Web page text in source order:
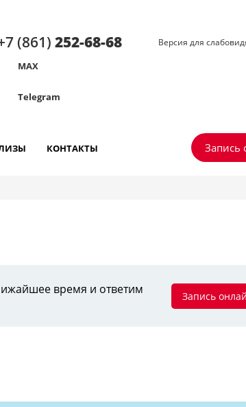
(861)252-68-68
MAX
Telegram
Версия для
КОНТАКТЫ Запись
время и ответим
Запись